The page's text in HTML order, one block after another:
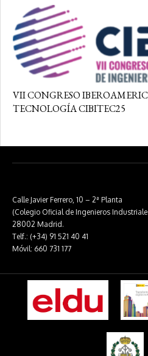
VII CONGRESO
TECNOLOGÍA CIBITEC25
Calle Javier Ferrero, 10 – 2ª Planta
(Colegio Oficial de Ingenieros
28002 Madrid.
Telf.: (+34) 91 521 40 41
Móvil: 660 731 177